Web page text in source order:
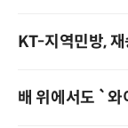
KT-지역민방, 재
배 위에서도 `